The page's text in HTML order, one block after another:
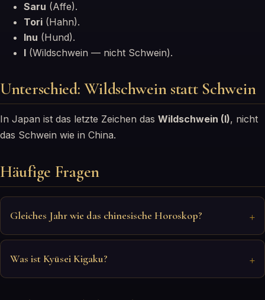
Saru (Affe).
Tori (Hahn).
Inu (Hund).
I (Wildschwein — nicht Schwein).
Unterschied: Wildschwein statt Schwein
In Japan ist das letzte Zeichen das Wildschwein (I), nicht
das Schwein wie in China.
Häufige Fragen
Gleiches Jahr wie das chinesische Horoskop?
Was ist Kyūsei Kigaku?